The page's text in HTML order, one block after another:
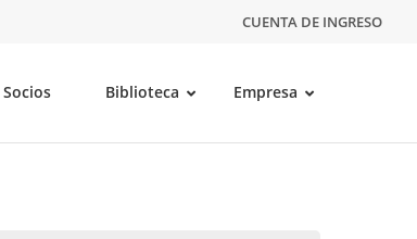
CUENTA DE INGRESO
Socios Biblioteca Empresa